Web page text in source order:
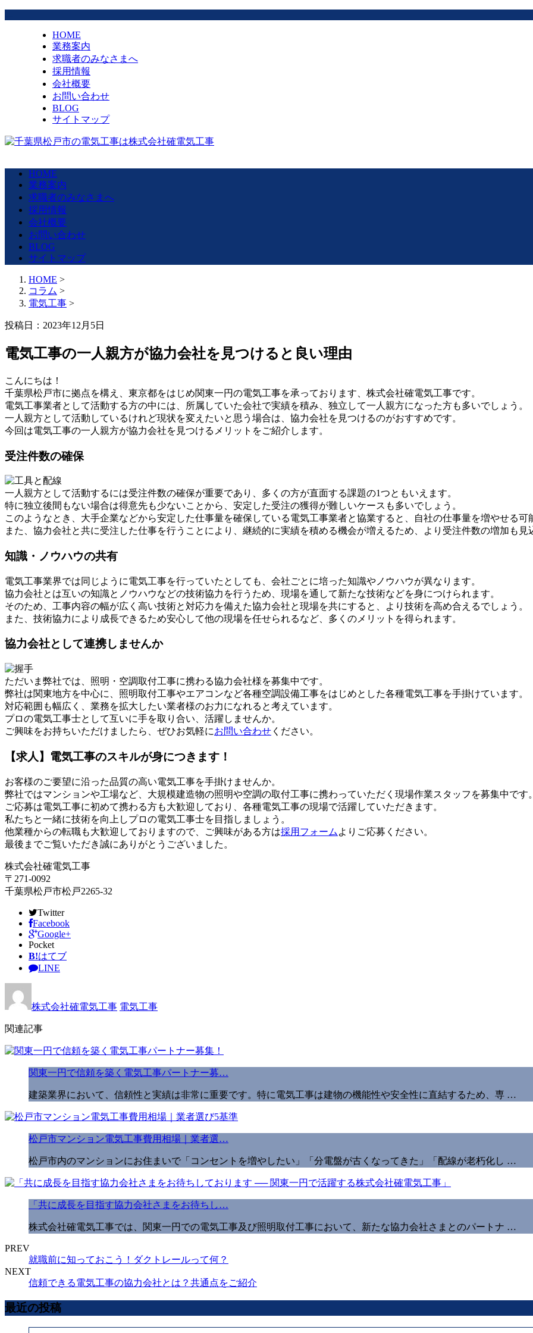
HOME
業務案内
求職者のみなさまへ
採用情報
会社概要
お問い合わせ
BLOG
サイトマップ
HOME
業務案内
求職者のみなさまへ
採用情報
会社概要
お問い合わせ
BLOG
サイトマップ
HOME >
コラム >
電気工事 >
投稿日：2023年12月5日
電気工事の一人親方が協力会社を見つけると良い理由
こんにちは！
千葉県松戸市に拠点を構え、東京都をはじめ関東一円の電気工事を承っております、株式会社確電気工事です。
電気工事業者として活動する方の中には、所属していた会社で実績を積み、独立して一人親方になった方も多いでしょう。
一人親方として活動しているけれど現状を変えたいと思う場合は、協力会社を見つけるのがおすすめです。
今回は電気工事の一人親方が協力会社を見つけるメリットをご紹介します。
受注件数の確保
一人親方として活動するには受注件数の確保が重要であり、多くの方が直面する課題の1つともいえます。
特に独立後間もない場合は得意先も少ないことから、安定した受注の獲得が難しいケースも多いでしょう。
このようなとき、大手企業などから安定した仕事量を確保している電気工事業者と協業すると、自社の仕事量を増やせる可
また、協力会社と共に受注した仕事を行うことにより、継続的に実績を積める機会が増えるため、より受注件数の増加も見
知識・ノウハウの共有
電気工事業界では同じように電気工事を行っていたとしても、会社ごとに培った知識やノウハウが異なります。
協力会社とは互いの知識とノウハウなどの技術協力を行うため、現場を通して新たな技術などを身につけられます。
そのため、工事内容の幅が広く高い技術と対応力を備えた協力会社と現場を共にすると、より技術を高め合えるでしょう。
また、技術協力により成長できるため安心して他の現場を任せられるなど、多くのメリットを得られます。
協力会社として連携しませんか
ただいま弊社では、照明・空調取付工事に携わる協力会社様を募集中です。
弊社は関東地方を中心に、照明取付工事やエアコンなど各種空調設備工事をはじめとした各種電気工事を手掛けています。
対応範囲も幅広く、業務を拡大したい業者様のお力になれると考えています。
プロの電気工事士として互いに手を取り合い、活躍しませんか。
ご興味をお持ちいただけましたら、ぜひお気軽にお問い合わせ ください。
【求人】電気工事のスキルが身につきます！
お客様のご要望に沿った品質の高い電気工事を手掛けませんか。
弊社ではマンションや工場など、大規模建造物の照明や空調の取付工事に携わっていただく現場作業スタッフを募集中です
ご応募は電気工事に初めて携わる方も大歓迎しており、各種電気工事の現場で活躍していただきます。
私たちと一緒に技術を向上しプロの電気工事士を目指しましょう。
他業種からの転職も大歓迎しておりますので、ご興味がある方は採用フォーム よりご応募ください。
最後までご覧いただき誠にありがとうございました。
株式会社確電気工事
〒271-0092
千葉県松戸市松戸2265-32
Twitter
Facebook
Google+
Pocket
B!はてブ
LINE
株式会社確電気工事 電気工事
関連記事
関東一円で信頼を築く電気工事パートナー募…
建築業界において、信頼性と実績は非常に重要です。特に電気工事は建物の機能性や安全性に直結するため、専 …
松戸市マンション電気工事費用相場｜業者選…
松戸市内のマンションにお住まいで「コンセントを増やしたい」「分電盤が古くなってきた」「配線が老朽化し …
「共に成長を目指す協力会社さまをお待ちし…
株式会社確電気工事では、関東一円での電気工事及び照明取付工事において、新たな協力会社さまとのパートナ …
PREV
就職前に知っておこう！ダクトレールって何？
NEXT
信頼できる電気工事の協力会社とは？共通点をご紹介
最近の投稿